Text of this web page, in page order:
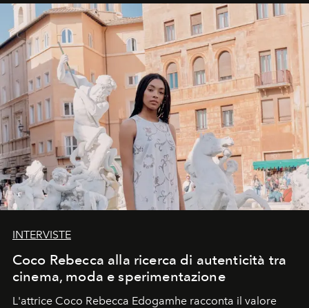
INTERVISTE
Coco Rebecca alla ricerca di autenticità tra
cinema, moda e sperimentazione
L'attrice Coco Rebecca Edogamhe racconta il valore